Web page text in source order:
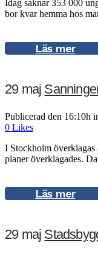
Idag saknar 353 000
bor kvar hemma hos
Läs mer
29 maj
Publicerad den 16:10h
0 Likes
I Stockholm överklagas
planer överklagades.
Läs mer
29 maj